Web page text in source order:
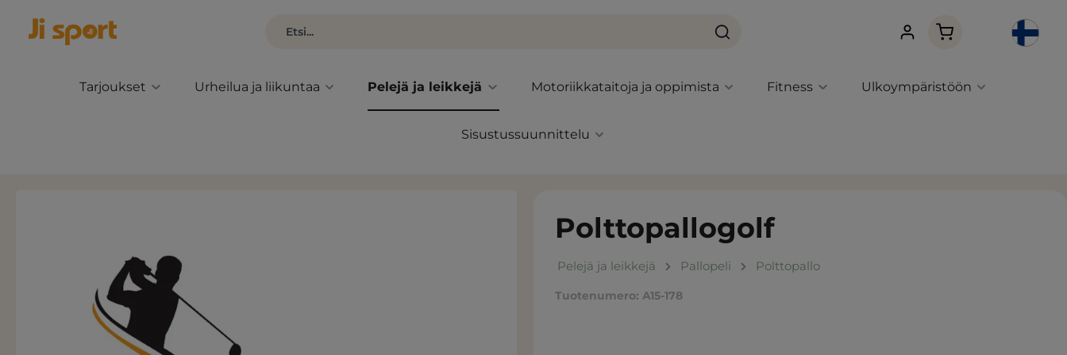
Ostoskori sisältää
Tarjoukset Urheilua ja liikuntaa Pelejä ja leikkejä Motoriikkataitoja ja oppimista Fitness Ulkoympäristöön
Sisustussuunnittelu
Polttopallogolf
Pelejä ja leikkejä Pallopeli Polttopallo
Tuotenumero: A15-178